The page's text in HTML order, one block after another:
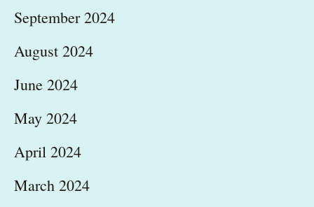
September 2024
August 2024
June 2024
May 2024
April 2024
March 2024